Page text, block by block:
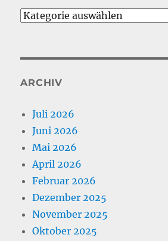
Kategorien
ARCHIV
Juli 2026
Juni 2026
Mai 2026
April 2026
Februar 2026
Dezember 2025
November 2025
Oktober 2025